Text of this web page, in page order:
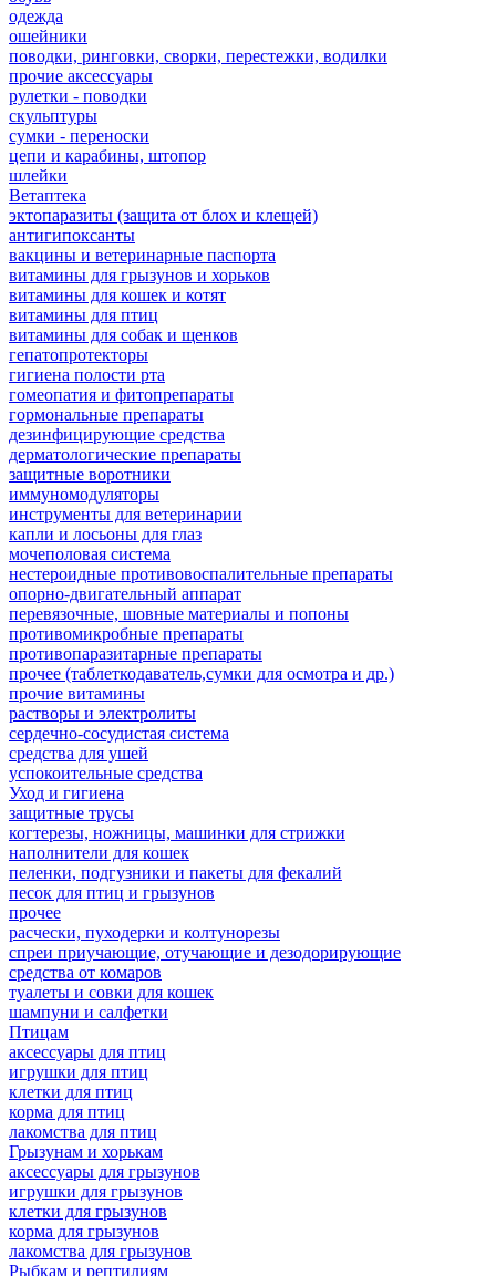
одежда
ошейники
поводки, ринговки, сворки, перестежки, водилки
прочие аксессуары
рулетки - поводки
скульптуры
сумки - переноски
цепи и карабины, штопор
шлейки
Ветаптека
эктопаразиты (защита от блох и клещей)
антигипоксанты
вакцины и ветеринарные паспорта
витамины для грызунов и хорьков
витамины для кошек и котят
витамины для птиц
витамины для собак и щенков
гепатопротекторы
гигиена полости рта
гомеопатия и фитопрепараты
гормональные препараты
дезинфицирующие средства
дерматологические препараты
защитные воротники
иммуномодуляторы
инструменты для ветеринарии
капли и лосьоны для глаз
мочеполовая система
нестероидные противовоспалительные препараты
опорно-двигательный аппарат
перевязочные, шовные материалы и попоны
противомикробные препараты
противопаразитарные препараты
прочее (таблеткодаватель,сумки для осмотра и др.)
прочие витамины
растворы и электролиты
сердечно-сосудистая система
средства для ушей
успокоительные средства
Уход и гигиена
защитные трусы
когтерезы, ножницы, машинки для стрижки
наполнители для кошек
пеленки, подгузники и пакеты для фекалий
песок для птиц и грызунов
прочее
расчески, пуходерки и колтунорезы
спреи приучающие, отучающие и дезодорирующие
средства от комаров
туалеты и совки для кошек
шампуни и салфетки
Птицам
аксессуары для птиц
игрушки для птиц
клетки для птиц
корма для птиц
лакомства для птиц
Грызунам и хорькам
аксессуары для грызунов
игрушки для грызунов
клетки для грызунов
корма для грызунов
лакомства для грызунов
Рыбкам и рептилиям